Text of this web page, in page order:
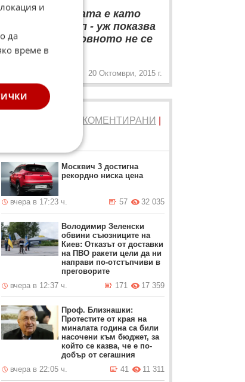
“ Статистиката е като
жена с минижуп - уж показва
всичко, но основното не се
вижда. „
20 Октомври, 2015 г.
КОМЕНТИРАНИ
Москвич 3 достигна
рекордно ниска цена
вчера в 17:23 ч. 32 035
57
Володимир Зеленски
обвини съюзниците на
Киев: Отказът от доставки
на ПВО ракети цели да ни
направи по-отстъпчиви в
преговорите
вчера в 12:37 ч.
17 359
171
Проф. Близнашки:
Протестите от края на
миналата година са били
насочени към бюджет, за
който се казва, че е по-
добър от сегашния
вчера в 22:05 ч.
11 311
41
и
да
време в